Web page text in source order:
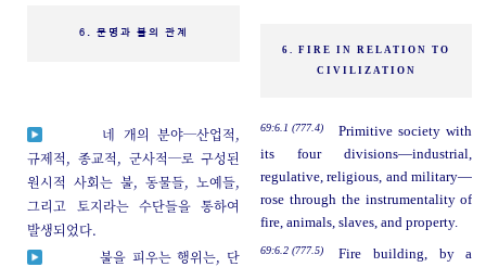
6. 문명과 불의 관계
6. FIRE IN RELATION TO
CIVILIZATION
네 개의 분야─산업적,
규제적, 종교적, 군사적─로 구성된
원시적 사회는 불, 동물들, 노예들,
그리고 토지라는 수단들을 통하여
발생되었다.
69:6.1 (777.4)
Primitive society with
its four divisions—industrial,
regulative, religious, and military—
rose through the instrumentality of
fire, animals, slaves, and property.
불을 피우는 행위는, 단
69:6.2 (777.5)
Fire building, by a